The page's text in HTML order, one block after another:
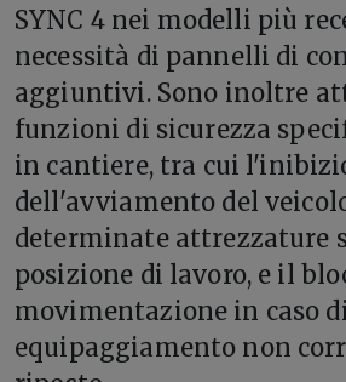
SYNC 4 nei modelli più
necessità di pannelli di
aggiuntivi. Sono inoltre
funzioni di sicurezza
in cantiere, tra cui
dell'avviamento del
determinate attrezzature
posizione di lavoro, e il
movimentazione in caso di
equipaggiamento non